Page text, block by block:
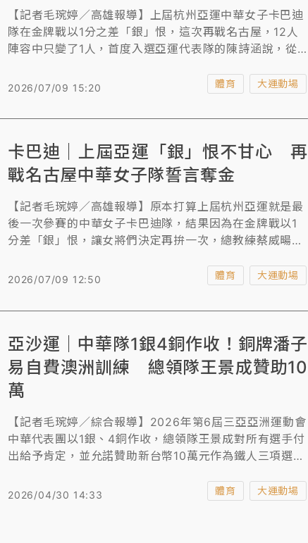
【記者毛琬婷／高雄報導】上屆杭州亞運中華女子卡巴迪
隊在金牌戰以1分之差「銀」恨，這次再戰名古屋，12人
陣容中只變了1人，首度入選亞運代表隊的陳詩涵說，從
想，沒想到真的能圓夢，她希望能在亞運舞台上勇敢面對
2026/07/09 15:20 體育 大運動場
卡巴迪｜上屆亞運「銀」恨不甘心 再
戰名古屋中華女子隊誓言奪金
【記者毛琬婷／高雄報導】原本打算上屆杭州亞運就是最
後一次參賽的中華女子卡巴迪隊，結果因為在金牌戰以1
分差「銀」恨，讓女將們決定再拚一次，總教練蔡威暘談
說：「當然要啊！就差金色的而已。」
2026/07/09 12:50 體育 大運動場
亞沙運｜中華隊1銀4銅作收！銅牌潘子
易自費澳洲訓練 總領隊王景成贊助10
萬
【記者毛琬婷／綜合報導】2026年第6屆三亞亞洲運動會
中華代表團以1銀、4銅作收，總領隊王景成對所有選手付
出給予肯定，並允諾贊助新台幣10萬元作為鐵人三項選手
2026/04/30 14:33 體育 大運動場